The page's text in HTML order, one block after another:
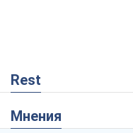
Rest
Мнения